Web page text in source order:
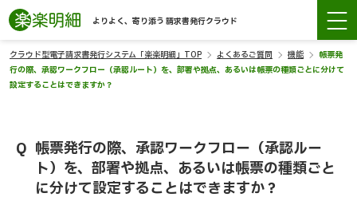
よりよく、寄り添う 請求書発行クラウド
クラウド型電子請求書発行システム「楽楽明細」TOP よくあるご質問 機能
帳票発
行の際、承認ワークフロー（承認ルート）を、部署や拠点、あるいは帳票の種類ごとに分けて
設定することはできますか？
帳票発行の際、承認ワークフロー（承認ルー
ト）を、部署や拠点、あるいは帳票の種類ごと
に分けて設定することはできますか？